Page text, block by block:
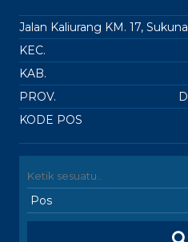
Jalan Kaliurang KM. 17,
KEC.
KAB.
PROV.
KODE POS